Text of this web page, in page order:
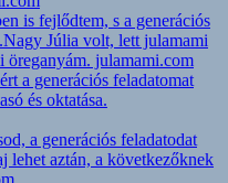
is fejlődtem, s a generációs
Júlia volt, lett julamami
julamami.com
a generációs feladatomat
és oktatása.
a generációs feladatodat
lehet aztán, a következőknek